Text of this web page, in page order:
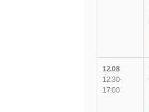
12.08
12:30-
17:00